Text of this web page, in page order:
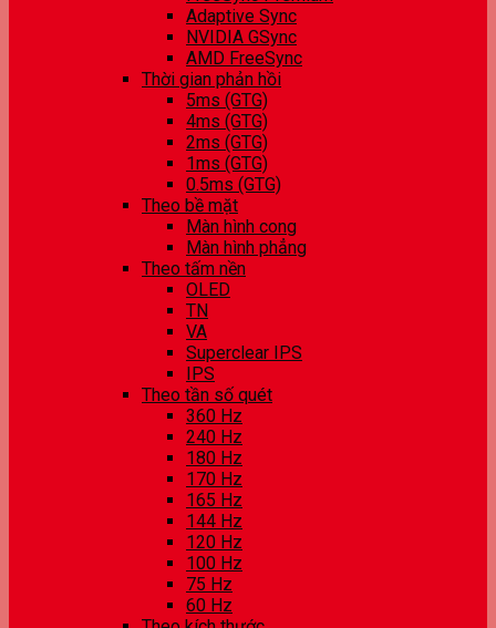
Adaptive Sync
NVIDIA GSync
AMD FreeSync
Thời gian phản hồi
5ms (GTG)
4ms (GTG)
2ms (GTG)
1ms (GTG)
0.5ms (GTG)
Theo bề mặt
Màn hình cong
Màn hình phẳng
Theo tấm nền
OLED
TN
VA
Superclear IPS
IPS
Theo tần số quét
360 Hz
240 Hz
180 Hz
170 Hz
165 Hz
144 Hz
120 Hz
100 Hz
75 Hz
60 Hz